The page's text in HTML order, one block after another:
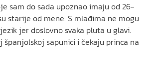
sam do sada upoznao imaju od 26-
starije od mene. S mlađima ne mogu
jer doslovno svaka pluta u glavi.
španjolskoj sapunici i čekaju princa na